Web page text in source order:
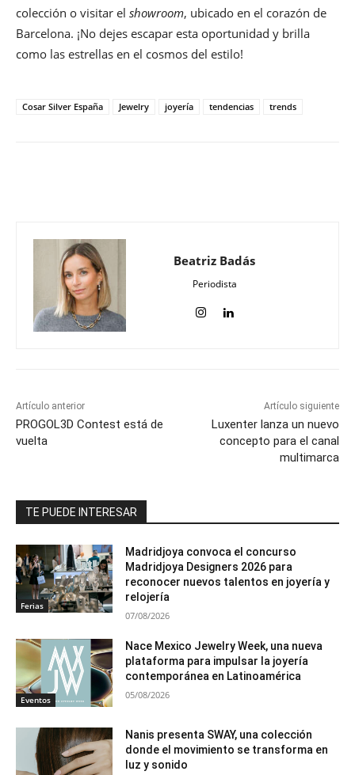
colección o visitar el showroom, ubicado en el corazón de
Barcelona. ¡No dejes escapar esta oportunidad y brilla
como las estrellas en el cosmos del estilo!
Cosar Silver España Jewelry joyería tendencias trends
Beatriz Badás
Periodista
Artículo anterior
PROGOL3D Contest está de
vuelta
Artículo siguiente
Luxenter lanza un nuevo
concepto para el canal
multimarca
TE PUEDE INTERESAR
Ferias
Madridjoya convoca el concurso
Madridjoya Designers 2026 para
reconocer nuevos talentos en joyería y
relojería
07/08/2026
Eventos
Nace Mexico Jewelry Week, una nueva
plataforma para impulsar la joyería
contemporánea en Latinoamérica
05/08/2026
Nanis presenta SWAY, una colección
donde el movimiento se transforma en
luz y sonido